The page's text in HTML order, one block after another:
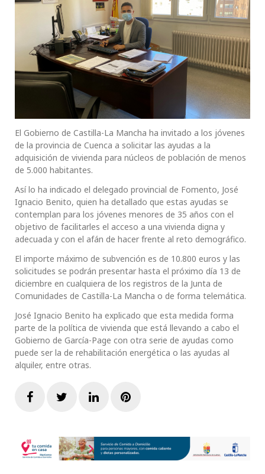
El Gobierno de Castilla-La Mancha ha invitado a los jóvenes
de la provincia de Cuenca a solicitar las ayudas a la
adquisición de vivienda para núcleos de población de menos
de 5.000 habitantes.
Así lo ha indicado el delegado provincial de Fomento, José
Ignacio Benito, quien ha detallado que estas ayudas se
contemplan para los jóvenes menores de 35 años con el
objetivo de facilitarles el acceso a una vivienda digna y
adecuada y con el afán de hacer frente al reto demográfico.
El importe máximo de subvención es de 10.800 euros y las
solicitudes se podrán presentar hasta el próximo día 13 de
diciembre en cualquiera de los registros de la Junta de
Comunidades de Castilla-La Mancha o de forma telemática.
José Ignacio Benito ha explicado que esta medida forma
parte de la política de vivienda que está llevando a cabo el
Gobierno de García-Page con otra serie de ayudas como
puede ser la de rehabilitación energética o las ayudas al
alquiler, entre otras.
FacebookTwitterLinkedInPinterest